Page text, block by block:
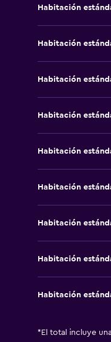
Habitación
Habitación
Habitación
Habitación
Habitación
Habitación
Habitación
Habitación
Habitación
* El total incluye